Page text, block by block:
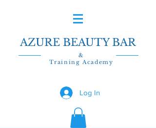
AZURE BEAUTY BAR
&
Training Academy
Log In